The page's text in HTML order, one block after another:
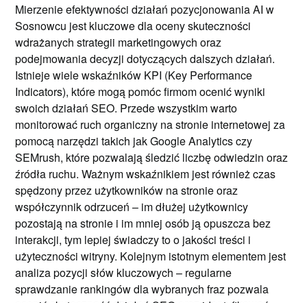
Mierzenie efektywności działań pozycjonowania AI w
Sosnowcu jest kluczowe dla oceny skuteczności
wdrażanych strategii marketingowych oraz
podejmowania decyzji dotyczących dalszych działań.
Istnieje wiele wskaźników KPI (Key Performance
Indicators), które mogą pomóc firmom ocenić wyniki
swoich działań SEO. Przede wszystkim warto
monitorować ruch organiczny na stronie internetowej za
pomocą narzędzi takich jak Google Analytics czy
SEMrush, które pozwalają śledzić liczbę odwiedzin oraz
źródła ruchu. Ważnym wskaźnikiem jest również czas
spędzony przez użytkowników na stronie oraz
współczynnik odrzuceń – im dłużej użytkownicy
pozostają na stronie i im mniej osób ją opuszcza bez
interakcji, tym lepiej świadczy to o jakości treści i
użyteczności witryny. Kolejnym istotnym elementem jest
analiza pozycji słów kluczowych – regularne
sprawdzanie rankingów dla wybranych fraz pozwala